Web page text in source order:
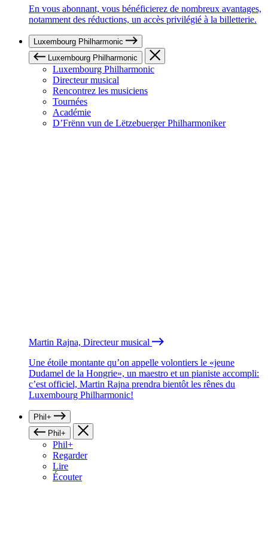
En vous abonnant, vous bénéficierez de nombreux avantages,
notamment des réductions, un accès privilégié à la billetterie.
Luxembourg Philharmonic
Luxembourg Philharmonic
Luxembourg Philharmonic
Directeur musical
Rencontrez les musiciens
Tournées
Académie
D’Frënn vun de Lëtzebuerger Philharmoniker
Martin Rajna, Directeur musical
Une étoile montante qu’on appelle volontiers le «jeune
Dudamel de la Hongrie», un maestro et un pianiste accompli:
c’est officiel, Martin Rajna prendra bientôt les rênes du
Luxembourg Philharmonic!
Phil+
Phil+
Phil+
Regarder
Lire
Écouter